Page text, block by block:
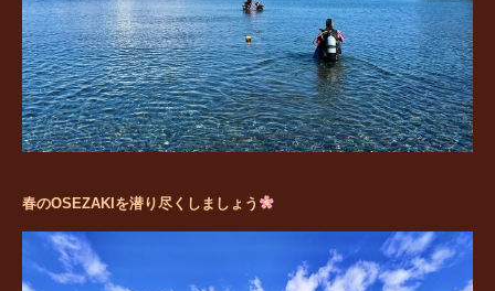
春のOSEZAKIを潜り尽くしましょう